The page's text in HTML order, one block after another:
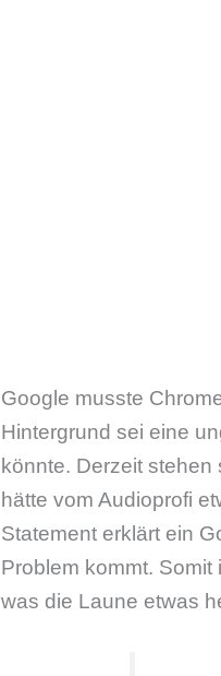
Google musste
Hintergrund sei eine
könnte. Derzeit
hätte vom Audioprofi
Statement erklärt ein
Problem kommt.
was die Laune etwas